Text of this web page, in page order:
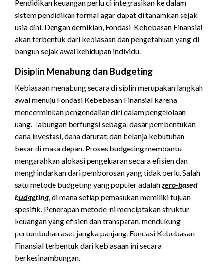
Pendidikan keuangan perlu di integrasikan ke dalam
sistem pendidikan formal agar dapat di tanamkan sejak
usia dini. Dengan demikian, Fondasi Kebebasan Finansial
akan terbentuk dari kebiasaan dan pengetahuan yang di
bangun sejak awal kehidupan individu.
Disiplin Menabung dan Budgeting
Kebiasaan menabung secara di siplin merupakan langkah
awal menuju Fondasi Kebebasan Finansial karena
mencerminkan pengendalian diri dalam pengelolaan
uang. Tabungan berfungsi sebagai dasar pembentukan
dana investasi, dana darurat, dan belanja kebutuhan
besar di masa depan. Proses budgeting membantu
mengarahkan alokasi pengeluaran secara efisien dan
menghindarkan dari pemborosan yang tidak perlu. Salah
satu metode budgeting yang populer adalah zero-based
budgeting , di mana setiap pemasukan memiliki tujuan
spesifik. Penerapan metode ini menciptakan struktur
keuangan yang efisien dan transparan, mendukung
pertumbuhan aset jangka panjang. Fondasi Kebebasan
Finansial terbentuk dari kebiasaan ini secara
berkesinambungan.